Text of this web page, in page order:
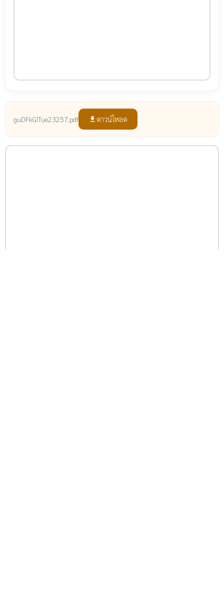
guDFkGITue23257.pdf file_download ดาวน์โหลด